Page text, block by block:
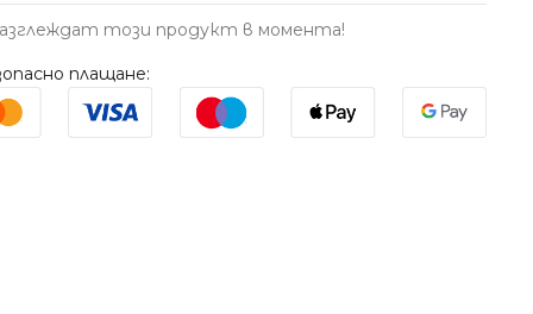
този продукт в момента!
плащане: